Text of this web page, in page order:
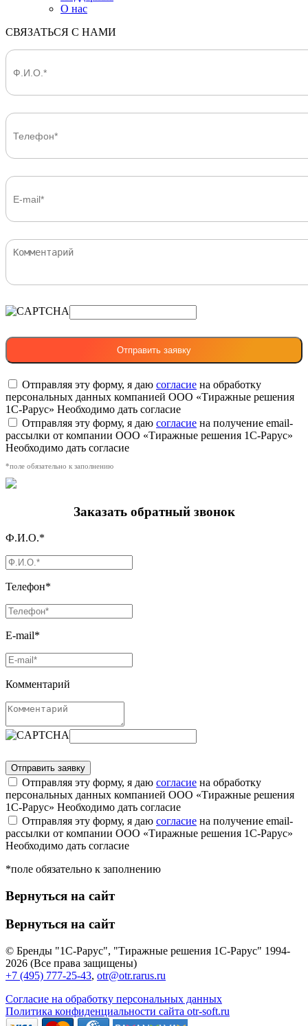
О нас
СВЯЗАТЬСЯ С НАМИ
Отправляя эту форму, я даю согласие на обработку
персональных данных компанией ООО «Тиражные решения
1С-Рарус» Необходимо дать согласие
Отправляя эту форму, я даю согласие на получение email-
рассылки от компании ООО «Тиражные решения 1С-Рарус»
Необходимо дать согласие
*поле обязательно к заполнению
Заказать обратный звонок
Ф.И.О.*
Телефон*
E-mail*
Комментарий
Отправляя эту форму, я даю согласие на обработку
персональных данных компанией ООО «Тиражные решения
1С-Рарус» Необходимо дать согласие
Отправляя эту форму, я даю согласие на получение email-
рассылки от компании ООО «Тиражные решения 1С-Рарус»
Необходимо дать согласие
*поле обязательно к заполнению
Вернуться на сайт
Вернуться на сайт
© Бренды "1С-Рарус", "Тиражные решения 1С-Рарус" 1994-
2026 (Все права защищены)
+7 (495) 777-25-43, otr@otr.rarus.ru
Согласие на обработку персональных данных
Политика конфиденциальности сайта otr-soft.ru